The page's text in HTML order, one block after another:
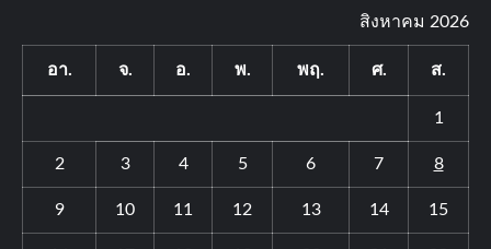
สิงหาคม 2026
อา. จ. อ. พ. พฤ. ศ. ส.
1
2 3 4 5 6 7 8
9 10 11 12 13 14 15